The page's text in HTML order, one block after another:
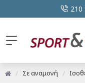
210
Σε αναμονή